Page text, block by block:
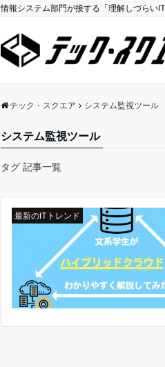
情報システム部門が接する「理解しづらい
テック・スクエア システム監視ツール
システム監視ツール
タグ 記事一覧
最新のITトレンド